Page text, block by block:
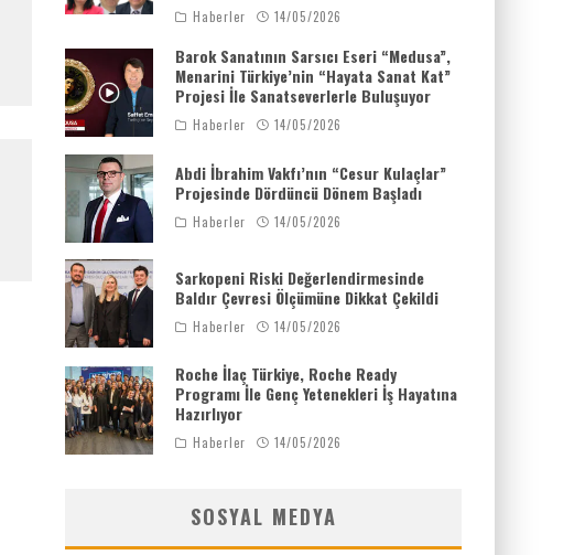
Haberler 14/05/2026
Barok Sanatının Sarsıcı Eseri “Medusa”,
Menarini Türkiye’nin “Hayata Sanat Kat”
Projesi İle Sanatseverlerle Buluşuyor
Haberler 14/05/2026
Abdi İbrahim Vakfı’nın “Cesur Kulaçlar”
Projesinde Dördüncü Dönem Başladı
Haberler 14/05/2026
Sarkopeni Riski Değerlendirmesinde
Baldır Çevresi Ölçümüne Dikkat Çekildi
Haberler 14/05/2026
Roche İlaç Türkiye, Roche Ready
Programı İle Genç Yetenekleri İş Hayatına
Hazırlıyor
Haberler 14/05/2026
SOSYAL MEDYA